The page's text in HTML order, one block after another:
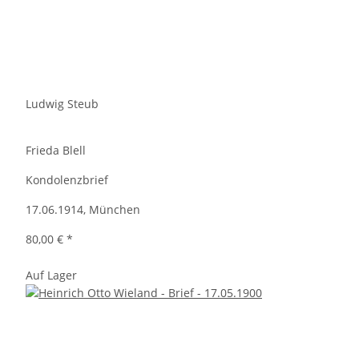
Ludwig Steub
Frieda Blell
Kondolenzbrief
17.06.1914, München
80,00 € *
Auf Lager